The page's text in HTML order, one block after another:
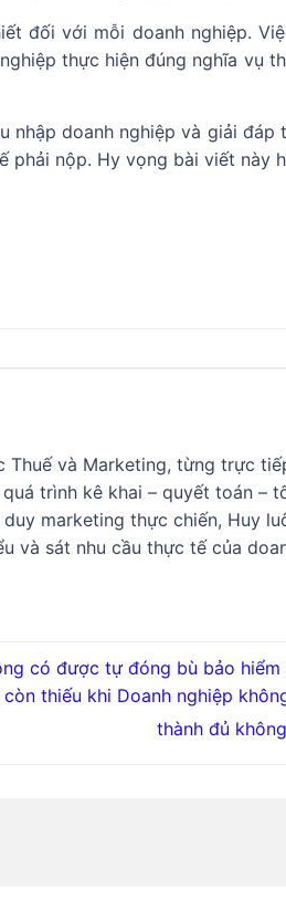
đối với mỗi doanh nghiệp.
thực hiện đúng nghĩa vụ
nhập doanh nghiệp và giải đáp
phải nộp. Hy vọng bài viết này
Thuế và Marketing, từng trực
trình kê khai – quyết toán –
marketing thực chiến, Huy
và sát nhu cầu thực tế của
có được tự đóng bù bảo hiểm
thiếu khi Doanh nghiệp
thành đủ